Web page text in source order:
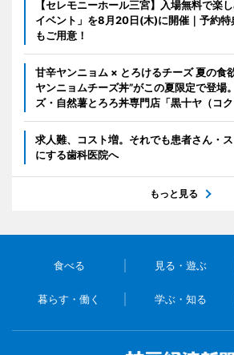
【セレモニーホール三宮】入場無料で楽
イベント」を8月20日(木)に開催｜予約特
もご用意！
甘辛ヤンニョム × とろけるチーズ 夏の食
ヤンニョムチーズ丼”がこの夏限定で登場
ズ・自然薯とろろ丼専門店「黒十ヤ（コク
求人難、コスト増。それでも患者さん・
にする歯科医院へ
もっと見る
食べる 見る・遊ぶ
暮らす・働く 学ぶ・知る